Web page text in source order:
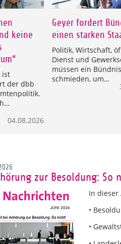
keine
ist
der dbb
04.08.2026
Geyer fordert
einen starken
Politik, Wirtschaft,
Dienst und
müssen ein Bündnis
schmieden, um…
zur Besoldung: So
In dieser
•
•